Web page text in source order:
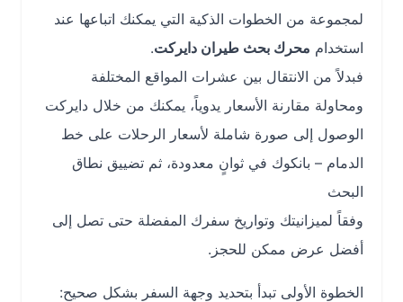
لمجموعة من الخطوات الذكية التي يمكنك اتباعها عند
استخداممحرك بحث طيران دايركت.
فبدلاً من الانتقال بين عشرات المواقع المختلفة
ومحاولة مقارنة الأسعار يدوياً، يمكنك من خلال دايركت
الوصول إلى صورة شاملة لأسعار الرحلات على خط
الدمام – بانكوك في ثوانٍ معدودة، ثم تضييق نطاق
وفقاً لميزانيتك وتواريخ سفرك المفضلة حتى تصل إلى
أفضل عرض ممكن للحجز.
الخطوة الأولى تبدأ بتحديد وجهة السفر بشكل صحيح: